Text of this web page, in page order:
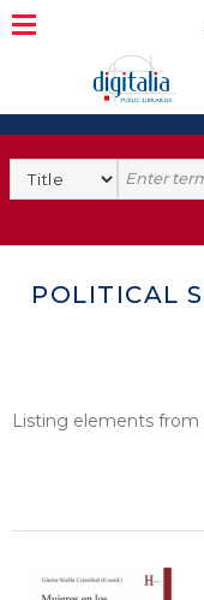
Search
POLITICAL
Listing elements from